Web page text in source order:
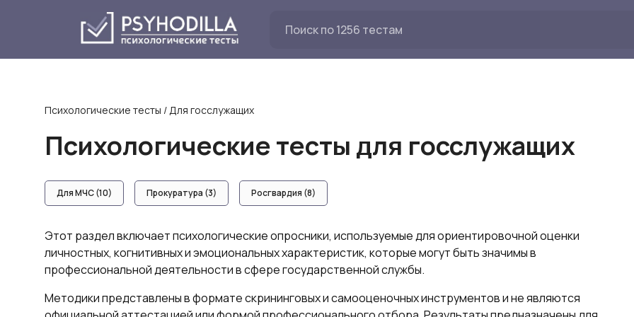
Психологические тесты /Для госслужащих
Психологические тесты для госслужащих
Для МЧС (10) Прокуратура (3) Росгвардия (8)
Этот раздел включает психологические опросники, используемые для ориентировочной оценки
личностных, когнитивных и эмоциональных характеристик, которые могут быть значимы в
профессиональной деятельности в сфере государственной службы.
Методики представлены в формате скрининговых и самооценочных инструментов и не являются